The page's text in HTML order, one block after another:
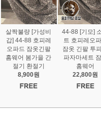
살짝불량 [가성비
갑] 44-88 호피레
오파드 잠옷긴팔
홈웨어 봄가을 간
절기 환절기
8,900원
44-88 [기모]
트 호피레오
잠옷 긴팔 투
파자마세트
홈웨어
22,800원